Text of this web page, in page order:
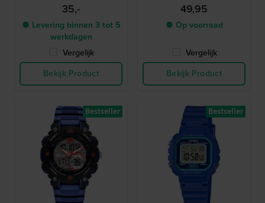
35,-
● Levering binnen 3 tot 5
werkdagen
Vergelijk
Bekijk Product
49,95
● Op voorraad
Vergelijk
Bekijk Product
Bestseller Bestseller